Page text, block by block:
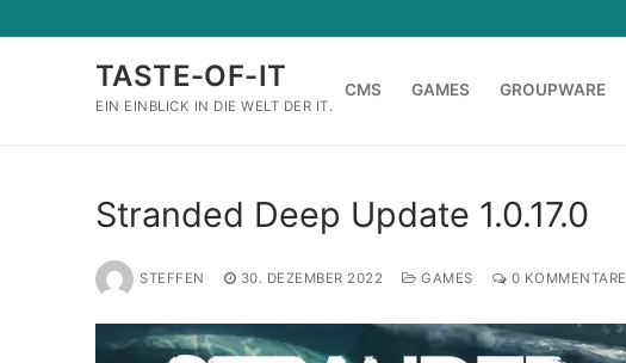
Inhalt
TASTE-OF-IT
EIN EINBLICK IN DIE WELT DER IT.
CMS GAMES GROUPWARE
Stranded Deep Update 1.0.17.0
STEFFEN 30. DEZEMBER 2022 GAMES 0 KOMMENTARE